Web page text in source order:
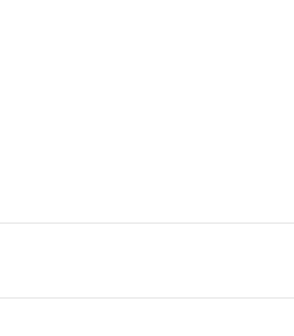
(rot) Art.Nr.: 85y102r